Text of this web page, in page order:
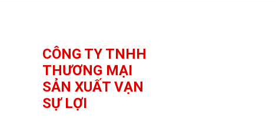
CÔNG TY TNHH
THƯƠNG MẠI
SẢN XUẤT VẠN
SỰ LỢI
Facebook
YouTube
TikTok